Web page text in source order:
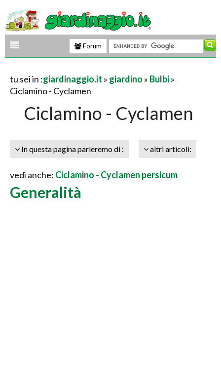
Forum
tu sei in :giardinaggio.it » giardino » Bulbi»
Ciclamino - Cyclamen
Ciclamino - Cyclamen
In questa pagina parleremo di : altri articoli:
vedi anche: Ciclamino - Cyclamen persicum
Generalità